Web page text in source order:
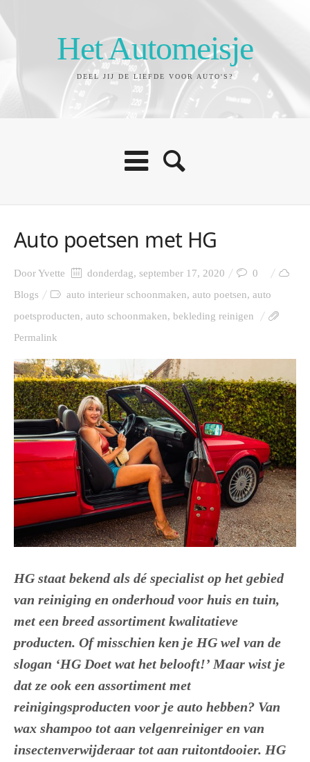
Het Automeisje
DEEL JIJ DE LIEFDE VOOR AUTO'S?
Auto poetsen met HG
DoorYvette donderdag, september 17, 2020
0
Blogs
auto interieur schoonmaken, auto poetsen, auto
poetsproducten, auto schoonmaken, bekleding reinigen
Permalink
HG staat bekend als dé specialist op het gebied
van reiniging en onderhoud voor huis en tuin,
met een breed assortiment kwalitatieve
producten. Of misschien ken je HG wel van de
slogan ‘HG Doet wat het belooft!’ Maar wist je
dat ze ook een assortiment met
reinigingsproducten voor je auto hebben? Van
wax shampoo tot aan velgenreiniger en van
insectenverwijderaar tot aan ruitontdooier. HG